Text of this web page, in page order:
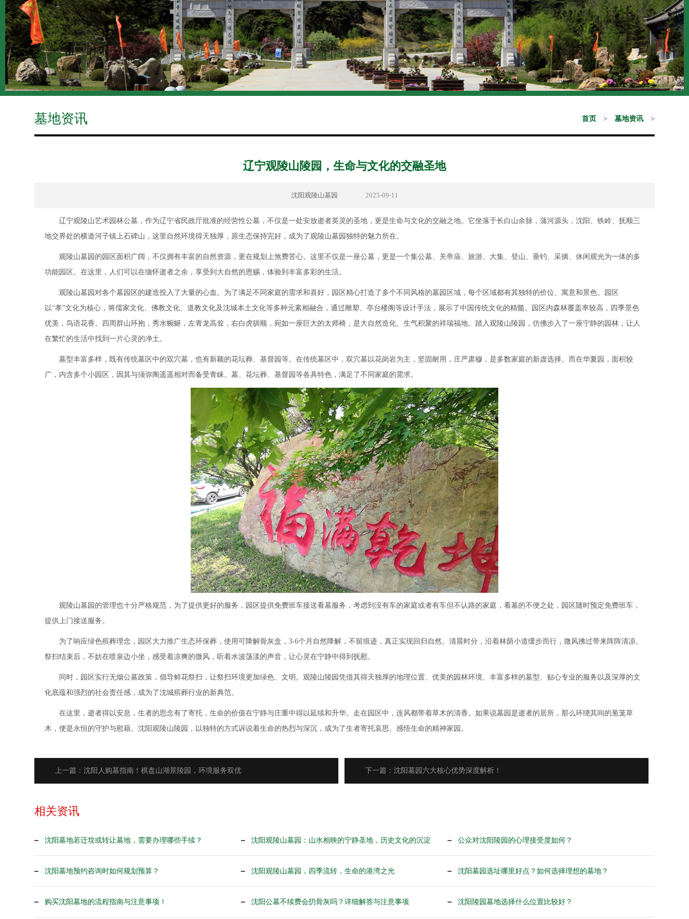
墓地资讯 首页 > 墓地资讯 >
辽宁观陵山陵园，生命与文化的交融圣地
沈阳观陵山墓园 2025-09-11
辽宁观陵山艺术园林公墓，作为辽宁省民政厅批准的经营性公墓，不仅是一处安放逝者英灵的圣地，更是生命与文化的交融之地。它坐落于长白山余脉，蒲河源头，沈阳、铁岭、抚顺三
地交界处的横道河子镇上石碑山，这里自然环境得天独厚，原生态保持完好，成为了观陵山墓园独特的魅力所在。
观陵山墓园的园区面积广阔，不仅拥有丰富的自然资源，更在规划上煞费苦心。这里不仅是一座公墓，更是一个集公墓、关帝庙、旅游、大集、登山、垂钓、采摘、休闲观光为一体的多
功能园区。在这里，人们可以在缅怀逝者之余，享受到大自然的恩赐，体验到丰富多彩的生活。
观陵山墓园对各个墓园区的建造投入了大量的心血。为了满足不同家庭的需求和喜好，园区精心打造了多个不同风格的墓园区域，每个区域都有其独特的价位、寓意和景色。园区
以“孝”文化为核心，将儒家文化、佛教文化、道教文化及沈城本土文化等多种元素相融合，通过雕塑、亭台楼阁等设计手法，展示了中国传统文化的精髓。
园区内森林覆盖率较高，四季景色
优美，鸟语花香。四周群山环抱，秀水蜿蜒，左青龙高耸，右白虎驯顺，宛如一座巨大的太师椅，是大自然造化、生气积聚的祥瑞福地。踏入观陵山陵园，仿佛步入了一座宁静的园林，让人
在繁忙的生活中找到一片心灵的净土。
墓型丰富多样，既有传统墓区中的双穴墓，也有新颖的花坛葬、基督园等。在传统墓区中，双穴墓以花岗岩为主，坚固耐用，庄严肃穆，是多数家庭的新虚选择。而在华夏园，面积较
广，内含多个小园区，因其与须弥阁遥遥相对而备受青睐。墓、花坛葬、基督园等各具特色，满足了不同家庭的需求。
观陵山墓园的管理也十分严格规范，为了提供更好的服务，园区提供免费班车接送看墓服务，考虑到没有车的家庭或者有车但不认路的家庭，看墓的不便之处，园区随时预定免费班车，
提供上门接送服务。
为了响应绿色殡葬理念，园区大力推广生态环保葬，使用可降解骨灰盒，3-6个月自然降解，不留痕迹，真正实现回归自然。清晨时分，沿着林荫小道缓步而行，微风拂过带来阵阵清凉。
祭扫结束后，不妨在喷泉边小坐，感受着凉爽的微风，听着水波荡漾的声音，让心灵在宁静中得到抚慰。
同时，园区实行无烟公墓政策，倡导鲜花祭扫，让祭扫环境更加绿色、文明。观陵山陵园凭借其得天独厚的地理位置、优美的园林环境、丰富多样的墓型、贴心专业的服务以及深厚的文
化底蕴和强烈的社会责任感，成为了沈城殡葬行业的新典范。
在这里，逝者得以安息，生者的思念有了寄托，生命的价值在宁静与庄重中得以延续和升华。走在园区中，连风都带着草木的清香。如果说墓园是逝者的居所，那么环绕其间的葱茏草
木，便是永恒的守护与慰藉。沈阳观陵山陵园，以独特的方式诉说着生命的热烈与深沉，成为了生者寄托哀思、感悟生命的精神家园。
上一篇：沈阳人购墓指南！棋盘山湖景陵园，环境服务双优 下一篇：沈阳墓园六大核心优势深度解析！
相关资讯
沈阳墓地若迁坟或转让墓地，需要办理哪些手续？ 沈阳观陵山墓园：山水相映的宁静圣地，历史文化的沉淀 公众对沈阳陵园的心理接受度如何？
沈阳墓地预约咨询时如何规划预算？ 沈阳观陵山墓园，四季流转，生命的港湾之光 沈阳墓园选址哪里好点？如何选择理想的墓地？
购买沈阳墓地的流程指南与注意事项！ 沈阳公墓不续费会扔骨灰吗？详细解答与注意事项 沈阳陵园墓地选择什么位置比较好？